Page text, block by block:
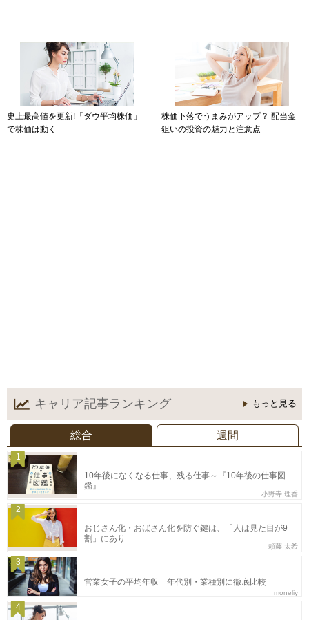
史上最高値を更新!「ダウ平均株価」
で株価は動く
株価下落でうまみがアップ？ 配当金
狙いの投資の魅力と注意点
キャリア記事ランキング もっと見る
総合 週間
1
10年後になくなる仕事、残る仕事～『10年後の仕事図
鑑』
小野寺 理香
2
おじさん化・おばさん化を防ぐ鍵は、「人は見た目が9
割」にあり
頼藤 太希
3
営業女子の平均年収 年代別・業種別に徹底比較
moneliy
4